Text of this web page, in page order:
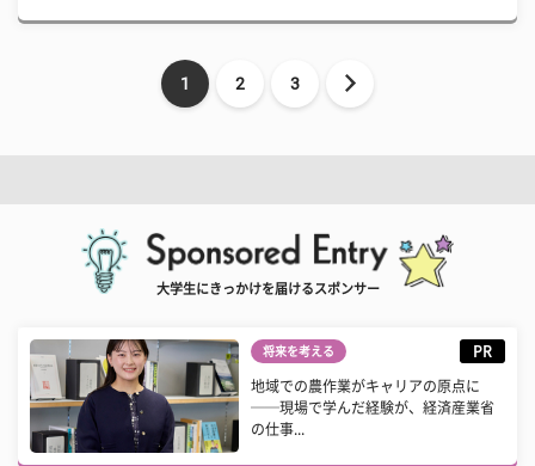
1 2 3
大学生にきっかけを届けるスポンサー
将来を考える PR
地域での農作業がキャリアの原点に
──現場で学んだ経験が、経済産業省
の仕事...